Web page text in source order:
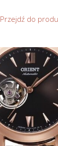
Przejdź do